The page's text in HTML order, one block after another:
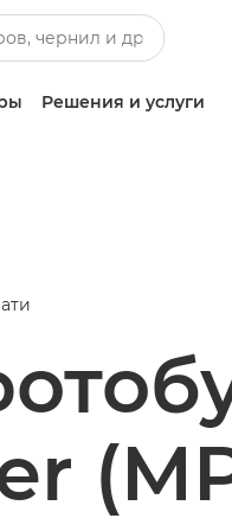
Решения и услуги